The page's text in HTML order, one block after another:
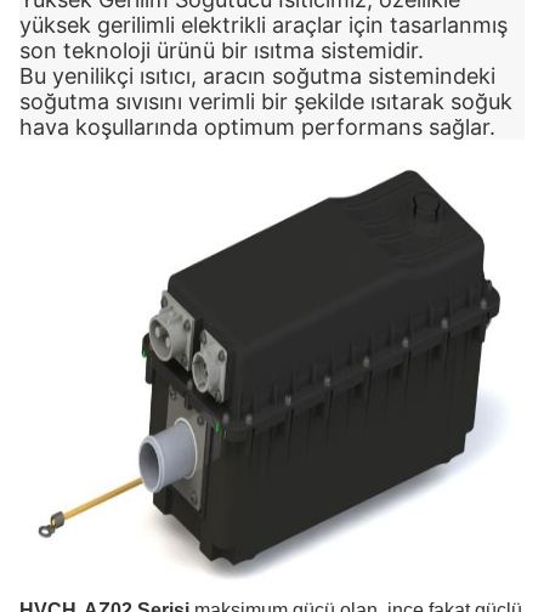
yüksek gerilimli elektrikli araçlar için tasarlanmış
son teknoloji ürünü bir ısıtma sistemidir.
Bu yenilikçi ısıtıcı, aracın soğutma sistemindeki
soğutma sıvısını verimli bir şekilde ısıtarak soğuk
hava koşullarında optimum performans sağlar.